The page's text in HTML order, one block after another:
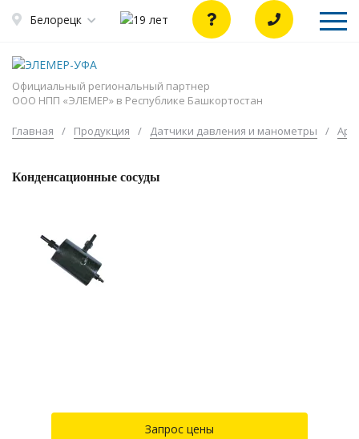
Белорецк
Официальный региональный партнер
ООО НПП «ЭЛЕМЕР» в Республике Башкортостан
Главная / Продукция / Датчики давления и манометры /
Конденсационные сосуды
Запрос цены